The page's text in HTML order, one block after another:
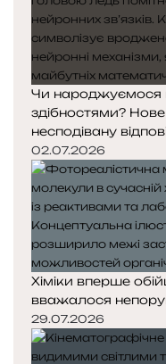
Чи народжуємося
здібностями?
несподівану
02.07.2026
Хіміки вперше
вважалося
29.07.2026